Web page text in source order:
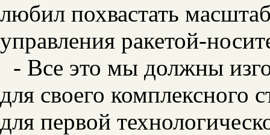
любил похвастать
управления ракетой-
- Все это мы должны
для своего комплексного
для первой